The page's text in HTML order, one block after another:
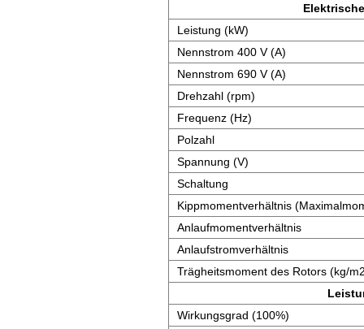
Leistung (kW)
Nennstrom 400 V (A)
Nennstrom 690 V (A)
Drehzahl (rpm)
Frequenz (Hz)
Polzahl
Spannung (V)
Schaltung
Kippmomentverhältnis
Anlaufmomentverhältnis
Anlaufstromverhältnis
Trägheitsmoment des Rotors (kg/
Wirkungsgrad (100%)